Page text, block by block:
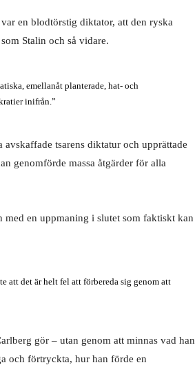
en blodtörstig diktator, att den ryska
Stalin och så vidare.
emellanåt planterade, hat- och
inifrån.”
tsarens diktatur och upprättade
genomförde massa åtgärder för alla
en uppmaning i slutet som faktiskt kan
att det är helt fel att förbereda sig genom att
gör – utan genom att minnas vad han
och förtryckta, hur han förde en